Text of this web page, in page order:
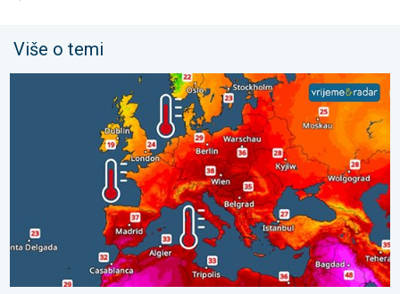
Više o temi
Europska mora neobično topla. Do 30 stupnjeva. . . subota,